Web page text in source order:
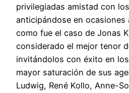
privilegiadas amistad con
anticipándose en ocasiones
como fue el caso de Jonas
considerado el mejor tenor
invitándolos con éxito en
mayor saturación de sus
Ludwig, René Kollo, Anne-